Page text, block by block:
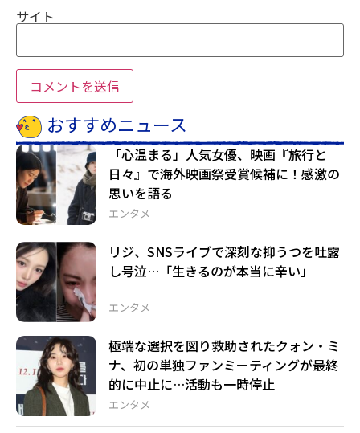
サイト
おすすめニュース
エンタメ
「心温まる」人気女優、映画『旅行と
日々』で海外映画祭受賞候補に！感激の
思いを語る
エンタメ
リジ、SNSライブで深刻な抑うつを吐露
し号泣…「生きるのが本当に辛い」
エンタメ
極端な選択を図り救助されたクォン・ミ
ナ、初の単独ファンミーティングが最終
的に中止に…活動も一時停止